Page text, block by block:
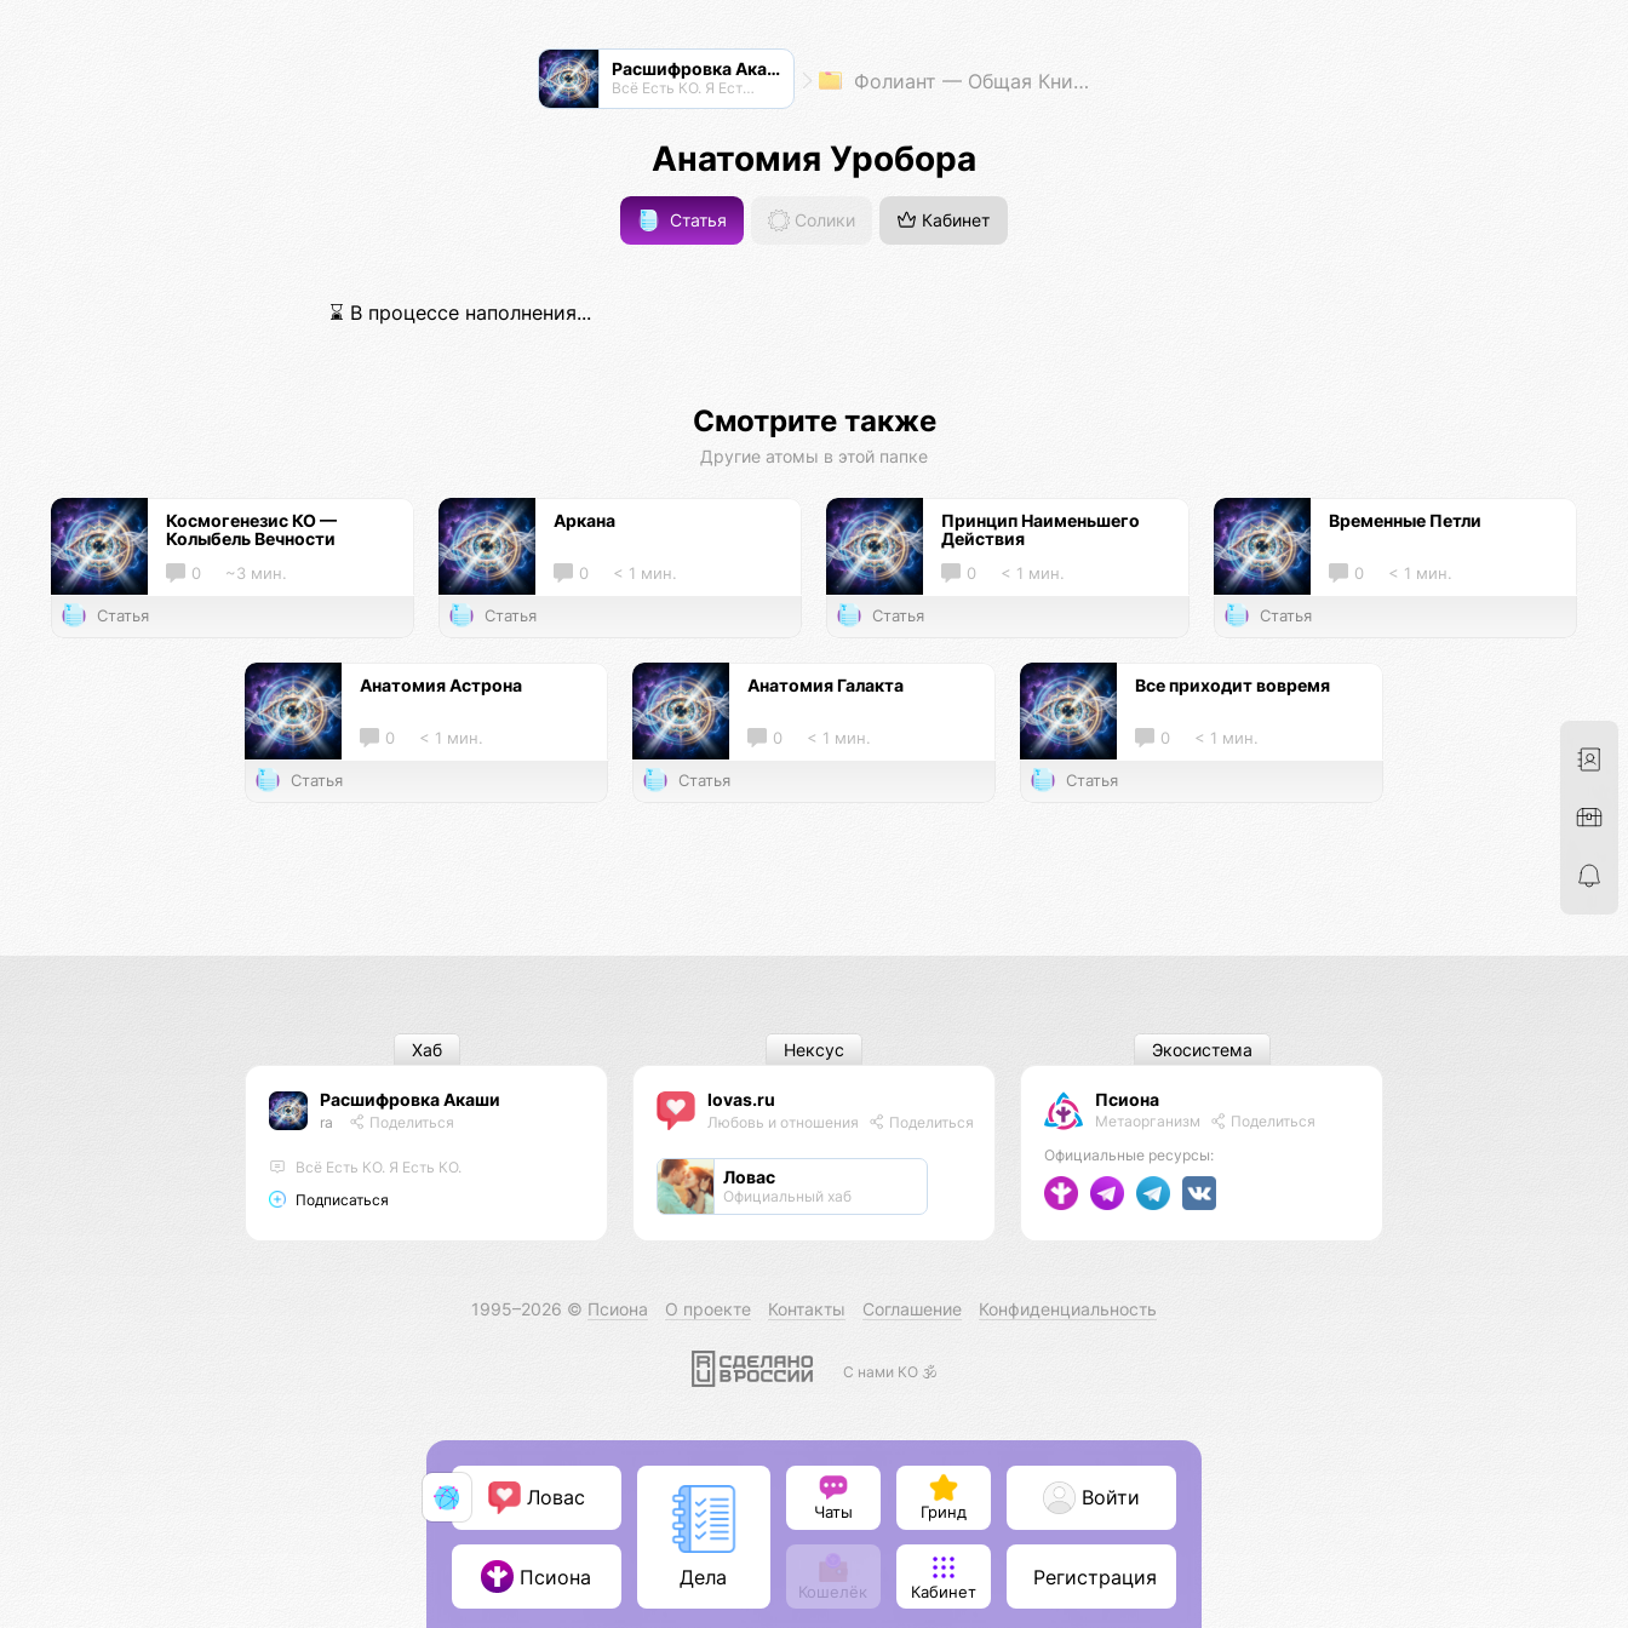
Расшифровка Акаши
Всё Есть КО. Я Есть КО. Фолиант — Общая Книга Знаний
Анатомия Уробора
Статья Солики Кабинет
⌛ В процессе наполнения...
Смотрите также
Другие атомы в этой папке
Космогенезис КО —
Колыбель Вечности
0 ~3 мин.
Статья
Аркана
0 < 1 мин.
Статья
Принцип Наименьшего
Действия
0 < 1 мин.
Статья
Временные Петли
0 < 1 мин.
Статья
Анатомия Астрона
0 < 1 мин.
Статья
Анатомия Галакта
0 < 1 мин.
Статья
Все приходит вовремя
0 < 1 мин.
Статья
Расшифровка Акаши
ra Поделиться
Всё Есть КО. Я Есть КО.
Подписаться
Хаб
lovas.ru
Любовь и отношения Поделиться
Ловас
Официальный хаб
Нексус
Псиона
Метаорганизм
Поделиться
Официальные ресурсы:
Экосистема
1995–2026 © Псиона О проекте Контакты Соглашение Конфиденциальность
С нами КО 🕉️
Ловас
Псиона Дела
Чаты Гринд
Кошелёк Кабинет
Войти
Регистрация